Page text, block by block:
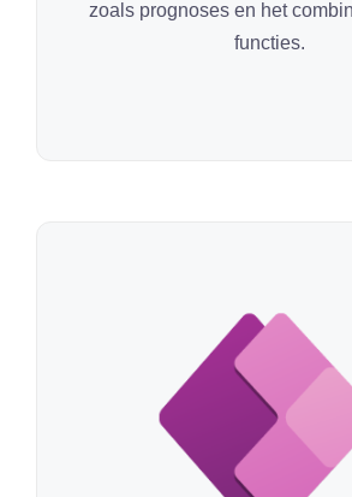
zoals prognoses en het
functies.